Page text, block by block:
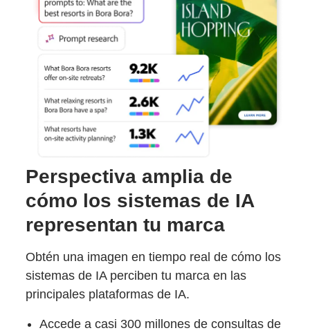
Perspectiva amplia de
cómo los sistemas de IA
representan tu marca
Obtén una imagen en tiempo real de cómo los
sistemas de IA perciben tu marca en las
principales plataformas de IA.
Accede a casi 300 millones de consultas de